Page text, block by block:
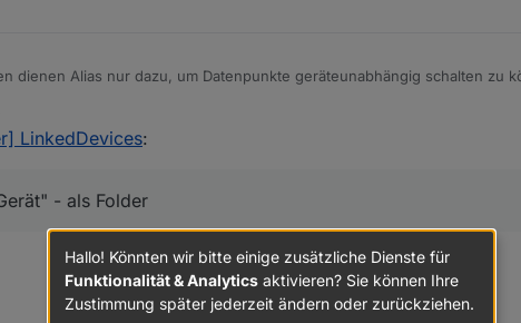
dienen Alias nur dazu, um Datenpunkte geräteunabhängig schalten zu
sein.
Fehlermeldungen:
warn	Alias
warn	Alias
warn	Alias
machen - diese Datenpunkte mit irgendwas in den Alias Datenbaum
jede Eigenschaft dann als Alias-Datenpunkt definieren. Das ist im
Das heißt - Du machst eigentlich statt eines Verzeichnisses ein
LinkedDevices:
- als Folder
Hallo! Könnten wir bitte einige zusätzliche Dienste für
Funktionalität & Analytics aktivieren? Sie können Ihre
Zustimmung später jederzeit ändern oder zurückziehen.